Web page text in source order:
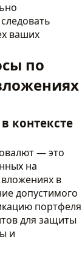
ваших
по
контексте
— это
на
в
допустимого
портфеля
для защиты
и